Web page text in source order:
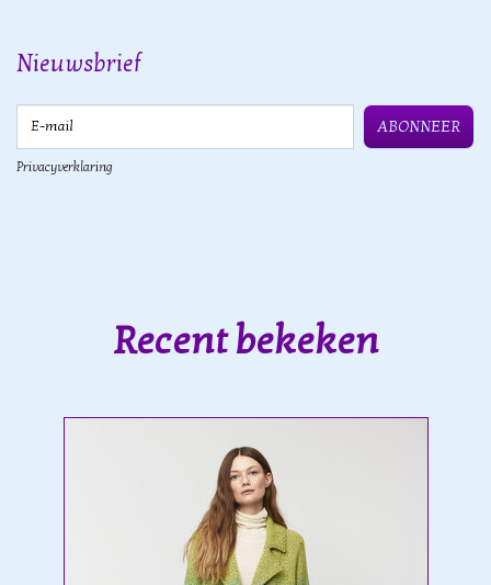
Nieuwsbrief
ABONNEER
Privacyverklaring
Recent bekeken